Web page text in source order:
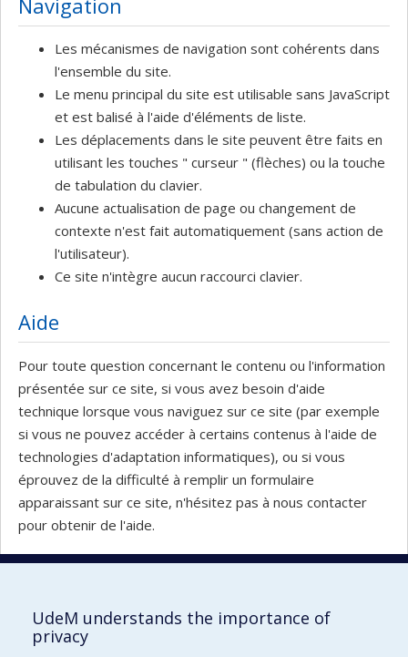
Les mécanismes de navigation sont cohérents dans
l'ensemble du site.
Le menu principal du site est utilisable sans JavaScript
et est balisé à l'aide d'éléments de liste.
Les déplacements dans le site peuvent être faits en
utilisant les touches " curseur " (flèches) ou la touche
de tabulation du clavier.
Aucune actualisation de page ou changement de
contexte n'est fait automatiquement (sans action de
l'utilisateur).
Ce site n'intègre aucun raccourci clavier.
Aide
Pour toute question concernant le contenu ou l'information
présentée sur ce site, si vous avez besoin d'aide
technique lorsque vous naviguez sur ce site (par exemple
si vous ne pouvez accéder à certains contenus à l'aide de
technologies d'adaptation informatiques), ou si vous
éprouvez de la difficulté à remplir un formulaire
apparaissant sur ce site, n'hésitez pas à nous contacter
pour obtenir de l'aide.
Pour nous joindre
UdeM understands the importance of
privacy